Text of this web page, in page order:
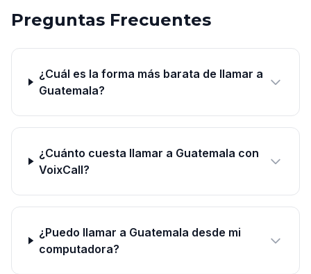
Preguntas Frecuentes
¿Cuál es la forma más barata de llamar a
Guatemala?
¿Cuánto cuesta llamar a Guatemala con
VoixCall?
¿Puedo llamar a Guatemala desde mi
computadora?